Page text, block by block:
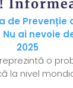
de Prevenție
ai nevoie
2025
o
la nivel